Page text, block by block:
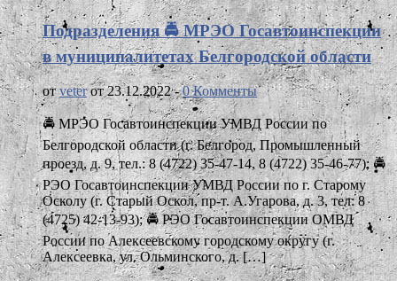
Подразделения 🚔 МРЭО Госавтоинспекции
в муниципалитетах Белгородской области
отveterот 23.12.2022 -0 Комменты
🚔 МРЭО Госавтоинспекции УМВД России по
Белгородской области (г. Белгород, Промышленный
проезд, д. 9, тел.: 8 (4722) 35-47-14, 8 (4722) 35-46-77); 🚔
РЭО Госавтоинспекции УМВД России по г. Старому
Осколу (г. Старый Оскол, пр-т. А.Угарова, д. 3, тел: 8
(4725) 42-13-93); 🚔 РЭО Госавтоинспекции ОМВД
России по Алексеевскому городскому округу (г.
Алексеевка, ул. Ольминского, д. […]